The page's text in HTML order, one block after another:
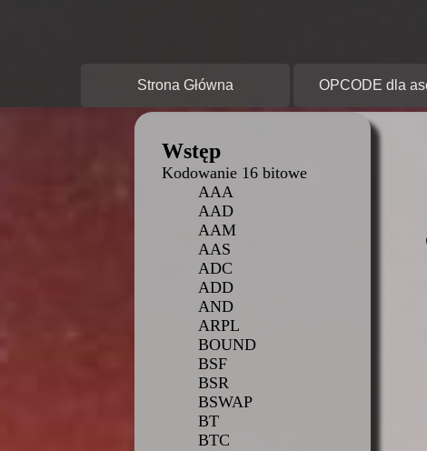
Strona Główna OPCODE dla
Wstęp
Kodowanie 16 bitowe
AAA
AAD
AAM
AAS
ADC
ADD
AND
ARPL
BOUND
BSF
BSR
BSWAP
BT
BTC